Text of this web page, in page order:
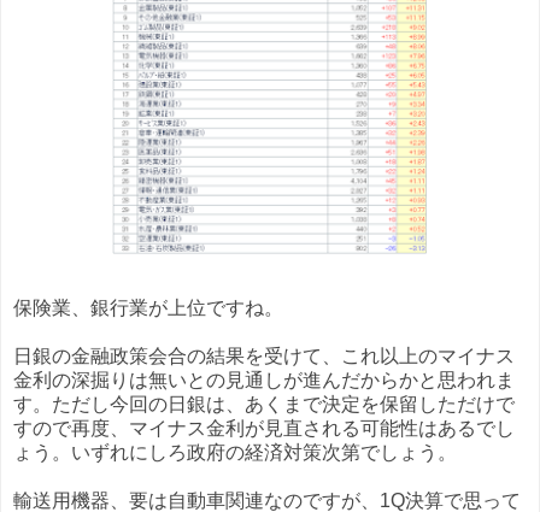
保険業、銀行業が上位ですね。
日銀の金融政策会合の結果を受けて、これ以上のマイナス
金利の深掘りは無いとの見通しが進んだからかと思われま
す。ただし今回の日銀は、あくまで決定を保留しただけで
すので再度、マイナス金利が見直される可能性はあるでし
ょう。いずれにしろ政府の経済対策次第でしょう。
輸送用機器、要は自動車関連なのですが、1Q決算で思って